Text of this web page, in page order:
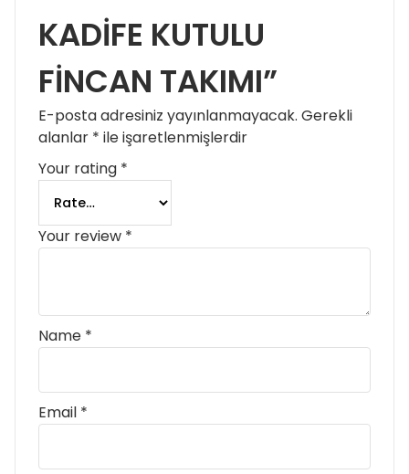
KADİFE KUTULU
FİNCAN TAKIMI”
E-posta adresiniz yayınlanmayacak. Gerekli
alanlar * ile işaretlenmişlerdir
Your rating *
Your review *
Name *
Email *